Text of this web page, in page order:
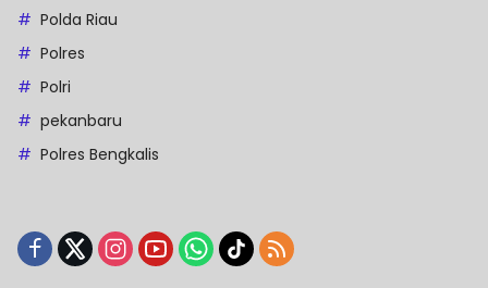
Polda Riau
Polres
Polri
pekanbaru
Polres Bengkalis